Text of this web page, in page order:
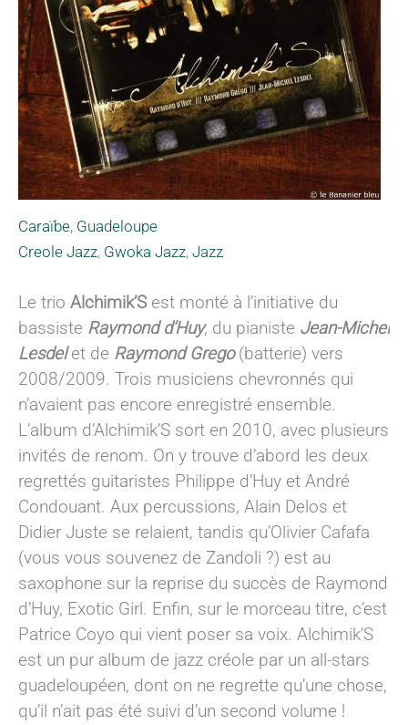
Caraïbe, Guadeloupe
Creole Jazz, Gwoka Jazz, Jazz
Le trio Alchimik’Sest monté à l’initiative du
bassiste Raymond d’Huy, du pianiste Jean-Michel
Lesdelet de Raymond Grego(batterie) vers
2008/2009. Trois musiciens chevronnés qui
n’avaient pas encore enregistré ensemble.
L’album d’Alchimik’S sort en 2010, avec plusieurs
invités de renom. On y trouve d’abord les deux
regrettés guitaristes Philippe d’Huy et André
Condouant. Aux percussions, Alain Delos et
Didier Juste se relaient, tandis qu’Olivier Cafafa
(vous vous souvenez de Zandoli ?) est au
saxophone sur la reprise du succès de Raymond
d’Huy, Exotic Girl. Enfin, sur le morceau titre, c’est
Patrice Coyo qui vient poser sa voix. Alchimik’S
est un pur album de jazz créole par un all-stars
guadeloupéen, dont on ne regrette qu’une chose,
qu’il n’ait pas été suivi d’un second volume !